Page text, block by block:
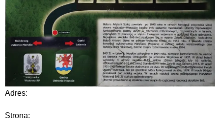
Adres:
Strona: